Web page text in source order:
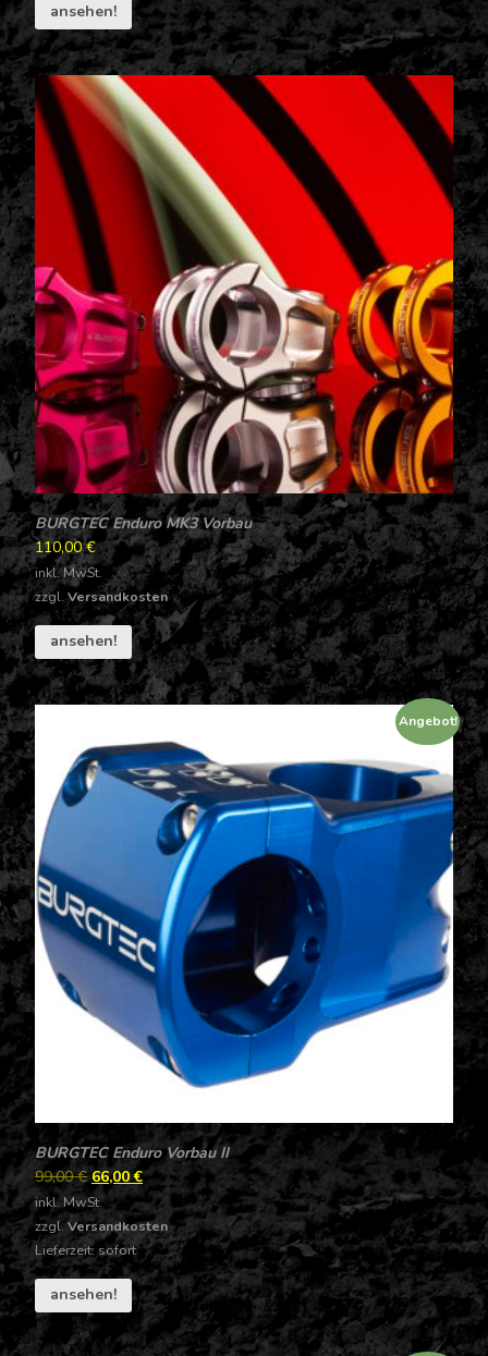
ansehen!
BURGTEC Enduro MK3 Vorbau
110,00€
inkl. MwSt.
zzgl. Versandkosten
ansehen!
Angebot!
BURGTEC Enduro Vorbau II
99,00€ 66,00€
inkl. MwSt.
zzgl.Versandkosten
Lieferzeit: sofort
ansehen!